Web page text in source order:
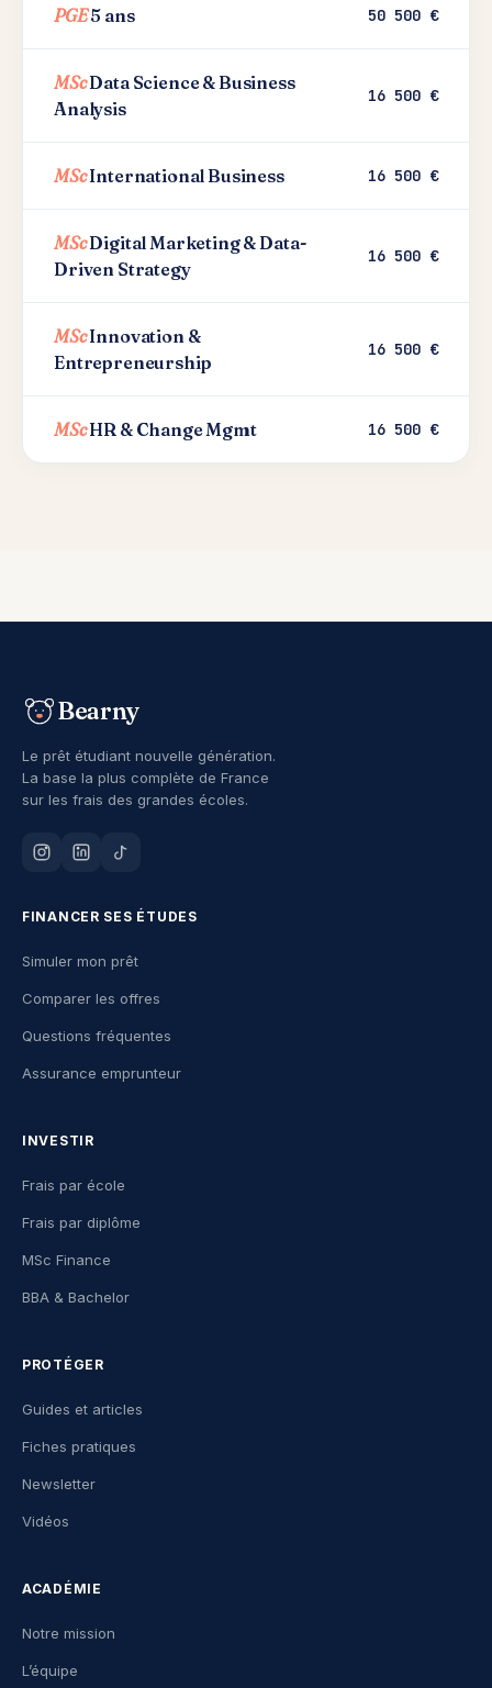
PGE5 ans 50 500 €
MScData Science & Business
Analysis
16 500 €
MScInternational Business 16 500 €
MScDigital Marketing & Data-
Driven Strategy
16 500 €
MScInnovation &
Entrepreneurship
16 500 €
MScHR & Change Mgmt 16 500 €
Bearny
Le prêt étudiant nouvelle génération.
La base la plus complète de France
sur les frais des grandes écoles.
FINANCER SES ÉTUDES
Simuler mon prêt
Comparer les offres
Questions fréquentes
Assurance emprunteur
INVESTIR
Frais par école
Frais par diplôme
MSc Finance
BBA & Bachelor
PROTÉGER
Guides et articles
Fiches pratiques
Newsletter
Vidéos
ACADÉMIE
Notre mission
L’équipe